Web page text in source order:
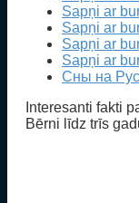
Sapņi ar
Sapņi ar
Sapņi ar
Sapņi ar
Сны на
Interesanti fakti
Bērni līdz trīs